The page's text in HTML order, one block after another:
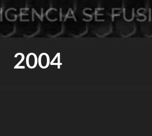
2004